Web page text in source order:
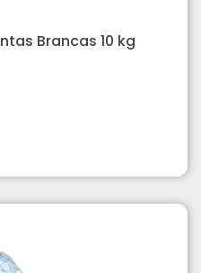
Brancas 10 kg